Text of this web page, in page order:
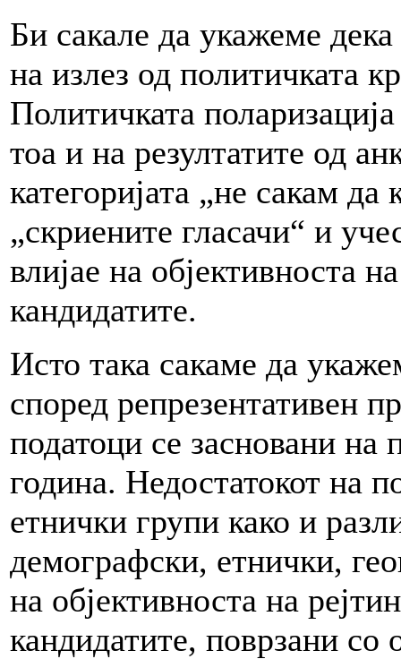
Би сакале да укажеме
на излез од политичката
Политичката
тоа и на резултатите од
категоријата „не сакам
„скриените гласачи“ и
влијае на објективноста
кандидатите.
Исто така сакаме да
според репрезентативен
податоци се засновани на
година. Недостатокот на
етнички групи како и
демографски, етнички,
на објективноста на
кандидатите, поврзани со